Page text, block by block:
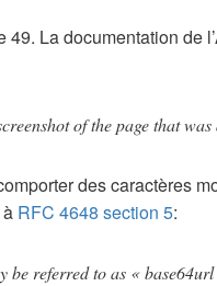
49. La documentation de
of the page that was
des caractères
RFC 4648 section 5:
be referred to as «